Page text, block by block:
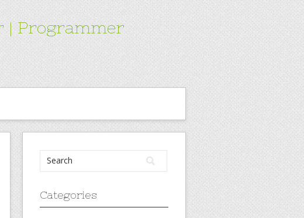
| Programmer
Categories